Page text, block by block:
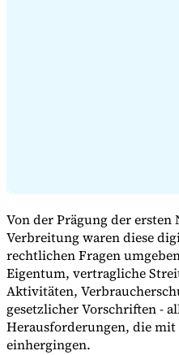
Von der Prägung der
Verbreitung waren diese
rechtlichen Fragen
Eigentum, vertragliche
Aktivitäten,
gesetzlicher Vorschriften -
Herausforderungen, die
einhergingen.